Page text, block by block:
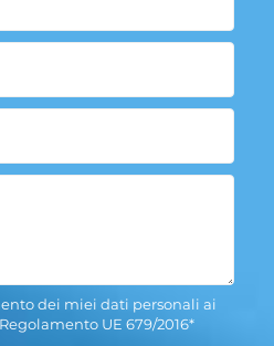
dei miei dati personali ai
UE 679/2016*